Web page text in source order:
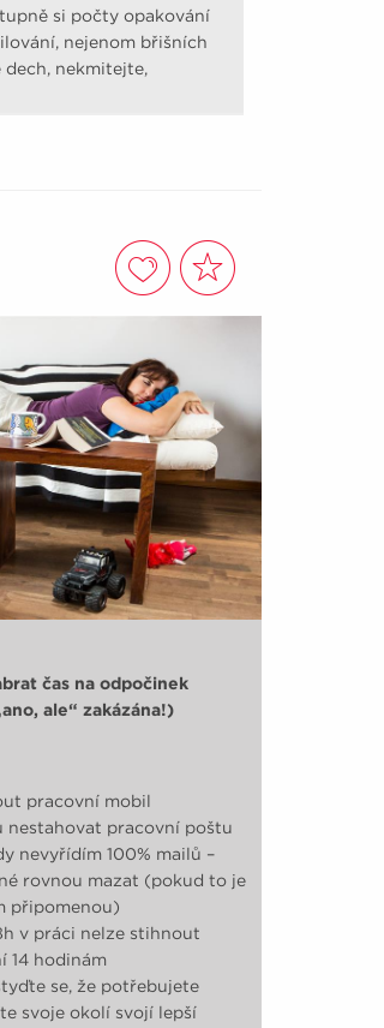
si počty opakování
nejenom břišních
dech, nekmitejte,
čas na odpočinek
ale“ zakázána!)
pracovní mobil
nestahovat pracovní poštu
nevyřídím 100% mailů –
rovnou mazat (pokud to je
připomenou)
v práci nelze stihnout
14 hodinám
se, že potřebujete
svoje okolí svojí lepší